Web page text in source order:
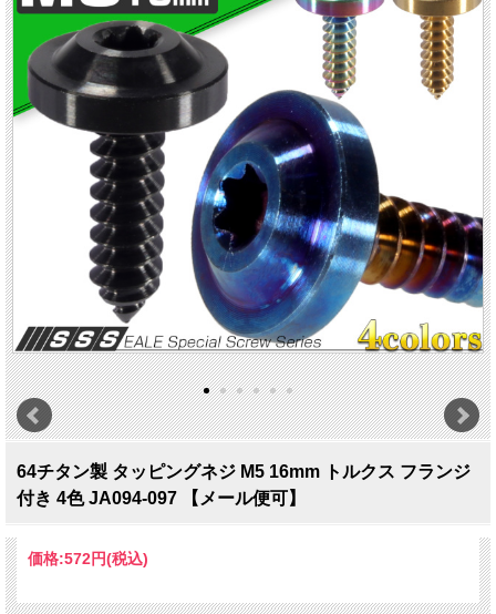
64チタン製 タッピングネジ M5 16mm トルクス フランジ
付き 4色 JA094-097 【メール便可】
価格:572円(税込)